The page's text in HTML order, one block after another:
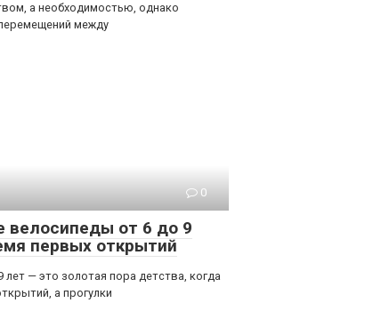
а необходимостью, однако
между
0
велосипеды от 6 до 9
первых открытий
лет — это золотая пора детства, когда
а прогулки